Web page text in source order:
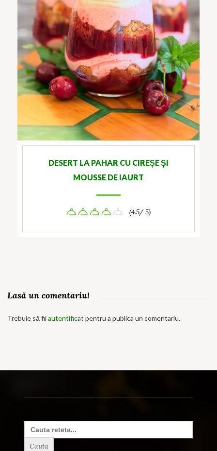
DESERT LA PAHAR CU CIREȘE ȘI
MOUSSE DE IAURT
(4.5/ 5)
Lasă un comentariu!
Trebuie să fiiautentificat pentru a publica un comentariu.
Search
for: